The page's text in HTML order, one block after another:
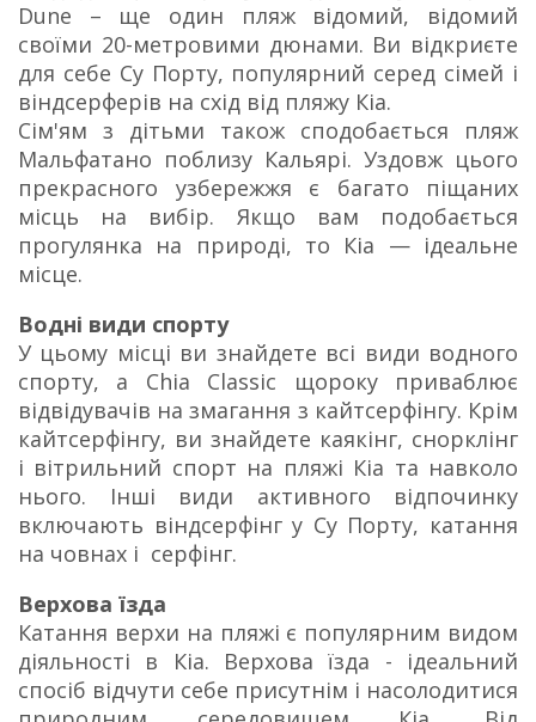
Dune – ще один пляж відомий, відомий
своїми 20-метровими дюнами. Ви відкриєте
для себе Су Порту, популярний серед сімей і
віндсерферів на схід від пляжу Кіа.
Сім'ям з дітьми також сподобається пляж
Мальфатано поблизу Кальярі. Уздовж цього
прекрасного узбережжя є багато піщаних
місць на вибір. Якщо вам подобається
прогулянка на природі, то Кіа — ідеальне
місце.
Водні види спорту
У цьому місці ви знайдете всі види водного
спорту, а Chia Classic щороку приваблює
відвідувачів на змагання з кайтсерфінгу. Крім
кайтсерфінгу, ви знайдете каякінг, снорклінг
і вітрильний спорт на пляжі Кіа та навколо
нього. Інші види активного відпочинку
включають віндсерфінг у Су Порту, катання
на човнах і серфінг.
Верхова їзда
Катання верхи на пляжі є популярним видом
діяльності в Кіа. Верхова їзда - ідеальний
спосіб відчути себе присутнім і насолодитися